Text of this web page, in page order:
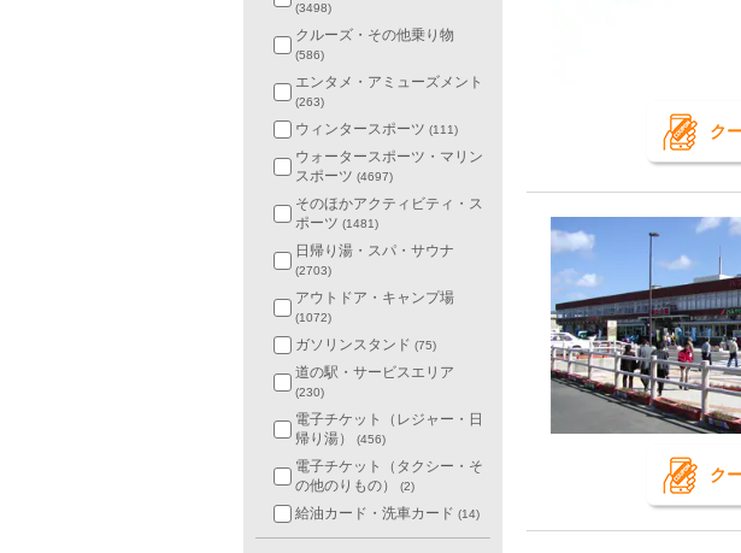
ク
ク
(3498)
クルーズ・その他乗り物
(586)
エンタメ・アミューズメント
(263)
ウィンタースポーツ (111)
ウォータースポーツ・マリン
スポーツ (4697)
そのほかアクティビティ・ス
ポーツ (1481)
日帰り湯・スパ・サウナ
(2703)
アウトドア・キャンプ場
(1072)
ガソリンスタンド (75)
道の駅・サービスエリア
(230)
電子チケット（レジャー・日
帰り湯）
(456)
電子チケット（タクシー・そ
の他のりもの）
(2)
給油カード・洗車カード (14)